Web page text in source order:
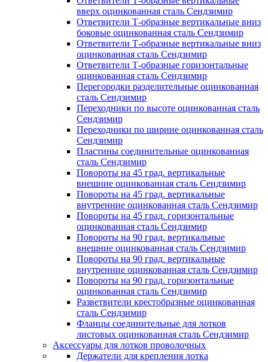
вверх оцинкованная сталь Сендзимир
Ответвители Т-образные вертикальные вниз
боковые оцинкованная сталь Сендзимир
Ответвители Т-образные вертикальные вниз
оцинкованная сталь Сендзимир
Ответвители Т-образные горизонтальные
оцинкованная сталь Сендзимир
Перегородки разделительные оцинкованная
сталь Сендзимир
Переходники по высоте оцинкованная сталь
Сендзимир
Переходники по ширине оцинкованная сталь
Сендзимир
Пластины соединительные оцинкованная
сталь Сендзимир
Повороты на 45 град. вертикальные
внешние оцинкованная сталь Сендзимир
Повороты на 45 град. вертикальные
внутренние оцинкованная сталь Сендзимир
Повороты на 45 град. горизонтальные
оцинкованная сталь Сендзимир
Повороты на 90 град. вертикальные
внешние оцинкованная сталь Сендзимир
Повороты на 90 град. вертикальные
внутренние оцинкованная сталь Сендзимир
Повороты на 90 град. горизонтальные
оцинкованная сталь Сендзимир
Разветвители крестобразные оцинкованная
сталь Сендзимир
Фланцы соединительные для лотков
листовых оцинкованная сталь Сендзимир
Аксессуары для лотков проволочных
Держатели для крепления лотка